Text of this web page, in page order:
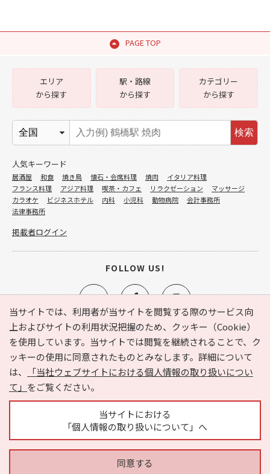
PAGE TOP
当サイトでは、利用者が当サイトを閲覧する際のサービス向
上およびサイトの利用状況把握のため、クッキー（Cookie）
を使用しています。当サイトでは閲覧を継続されることで、ク
ッキーの使用に同意されたものとみなします。詳細について
は、
「当社ウェブサイトにおける個人情報の取り扱いについ
て」 をご覧ください。
当サイトにおける
「個人情報の取り扱いについて」へ
同意する
e-NAVITA（イーナビタ）とは？ お気に入り
ヘルプ
利用規約
個人情報の取り扱いについて
運営会社
サイトマップ
広告掲載に関するお問い合わせ
エリア
から探す
駅・路線
から探す
カテゴリー
から探す
検索
人気キーワード
居酒屋 和食 焼き鳥 懐石・会席料理 焼肉
イタリア料理
フランス料理
アジア料理 喫茶・カフェ リラクゼーション
マッサージ
カラオケ
ビジネスホテル 内科 小児科 動物病院
会計事務所
法律事務所
掲載者ログイン
FOLLOW US!